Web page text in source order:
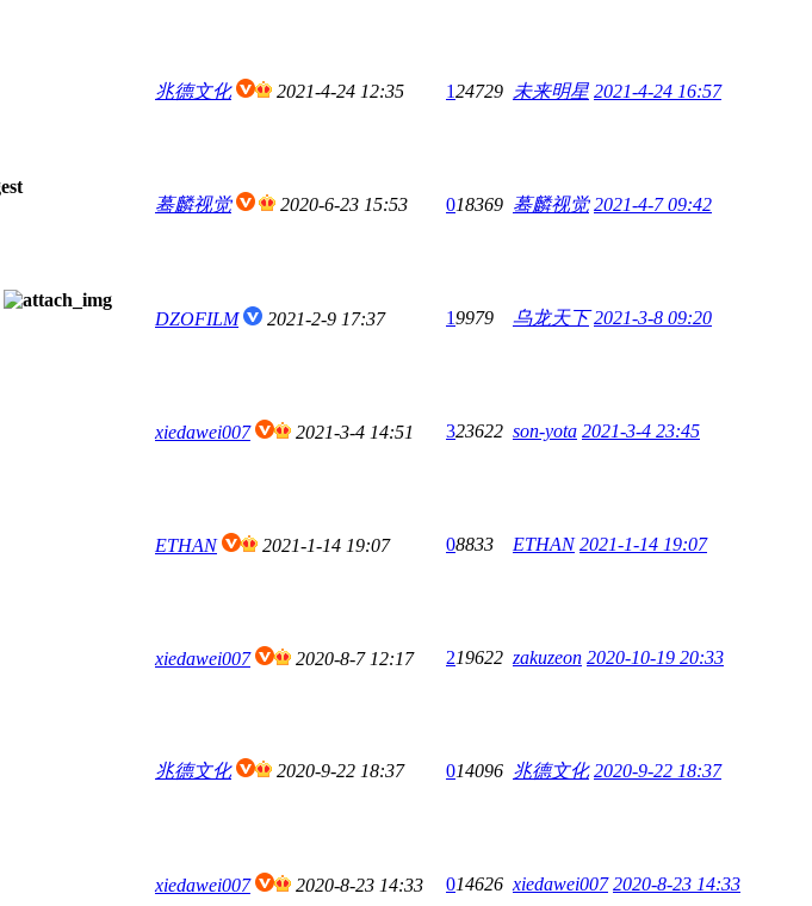
兆德文化
2021-4-24 12:35 124729 未来明星 2021-4-24 16:57
蓦麟视觉
2020-6-23 15:53 018369 蓦麟视觉 2021-4-7 09:42
DZOFILM
2021-2-9 17:37 19979 乌龙天下 2021-3-8 09:20
xiedawei007
2021-3-4 14:51 323622 son-yota 2021-3-4 23:45
ETHAN
2021-1-14 19:07 08833 ETHAN 2021-1-14 19:07
xiedawei007
2020-8-7 12:17 219622 zakuzeon 2020-10-19 20:33
兆德文化
2020-9-22 18:37 014096 兆德文化 2020-9-22 18:37
xiedawei007
2020-8-23 14:33 014626 xiedawei007 2020-8-23 14:33